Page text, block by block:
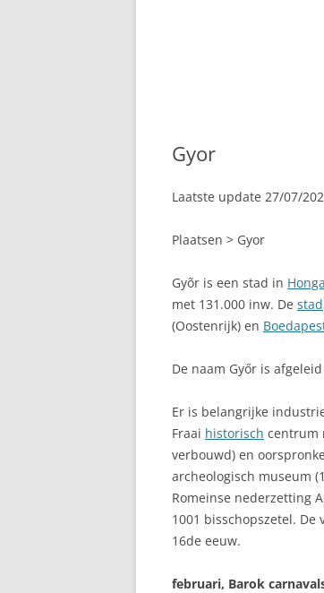
Gyor
Laatste update 27/07/
Plaatsen > Gyor
Gyõr is een stad in
met 131.000 inw. De stad
(Oostenrijk) en
De naam Győr is
Er is belangrijke
Fraai historisch centrum
verbouwd) en
archeologisch museum
Romeinse nederzetting
1001 bisschopszetel.
16de eeuw.
februari, Barok